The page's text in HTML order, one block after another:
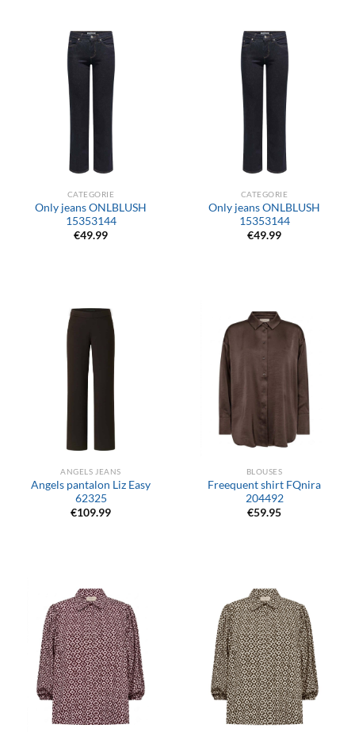
CATEGORIE
Only jeans ONLBLUSH
15353144
€49.99
CATEGORIE
Only jeans ONLBLUSH
15353144
€49.99
ANGELS JEANS
Angels pantalon Liz Easy
62325
€109.99
BLOUSES
Freequent shirt FQnira
204492
€59.95